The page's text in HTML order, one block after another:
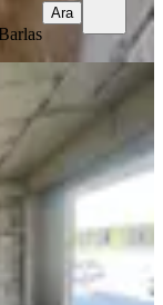
Ara
15.05.2026